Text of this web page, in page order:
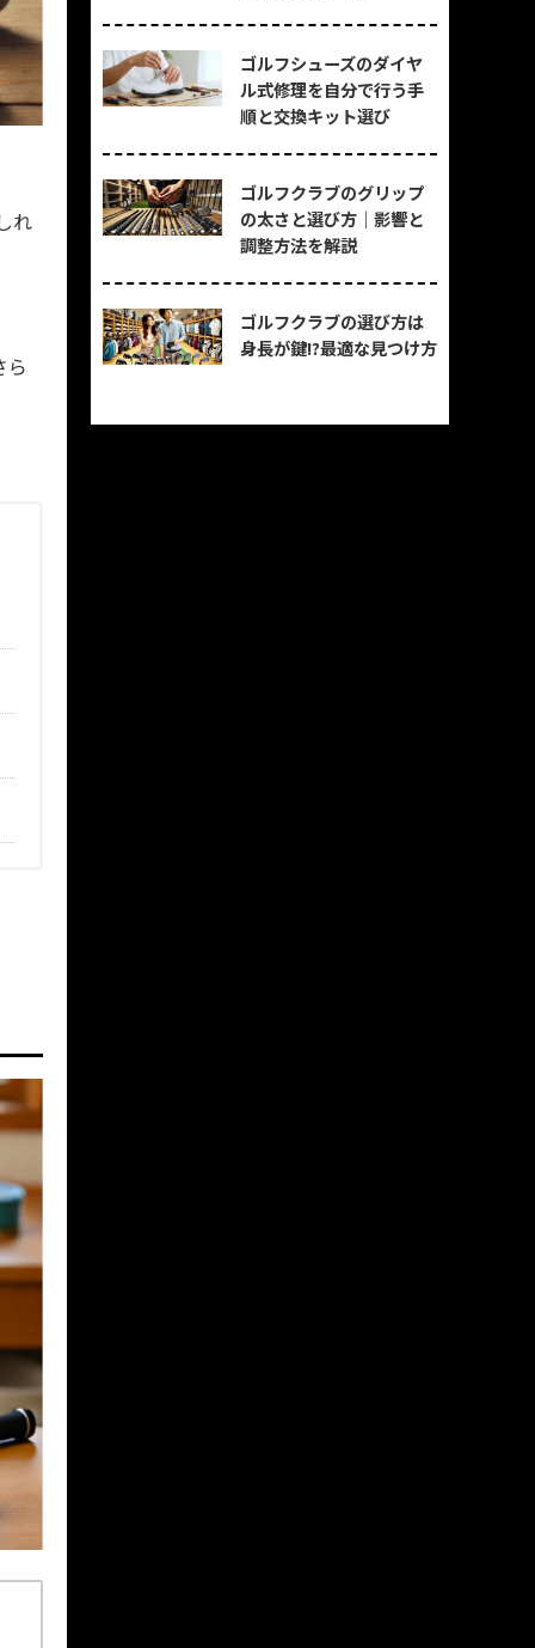
れ
ら
ゴルフシューズのダイヤ
ル式修理を自分で行う手
順と交換キット選び
ゴルフクラブのグリップ
の太さと選び方｜影響と
調整方法を解説
ゴルフクラブの選び方は
身長が鍵!?最適な見つけ方